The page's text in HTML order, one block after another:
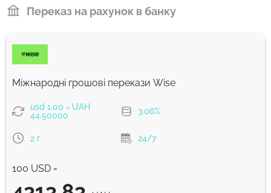
Переказ на рахунок в банку
Міжнародні грошові перекази Wise
usd 1.00 = UAH
44.50000
3.06%
2 г 24/7
100 USD =